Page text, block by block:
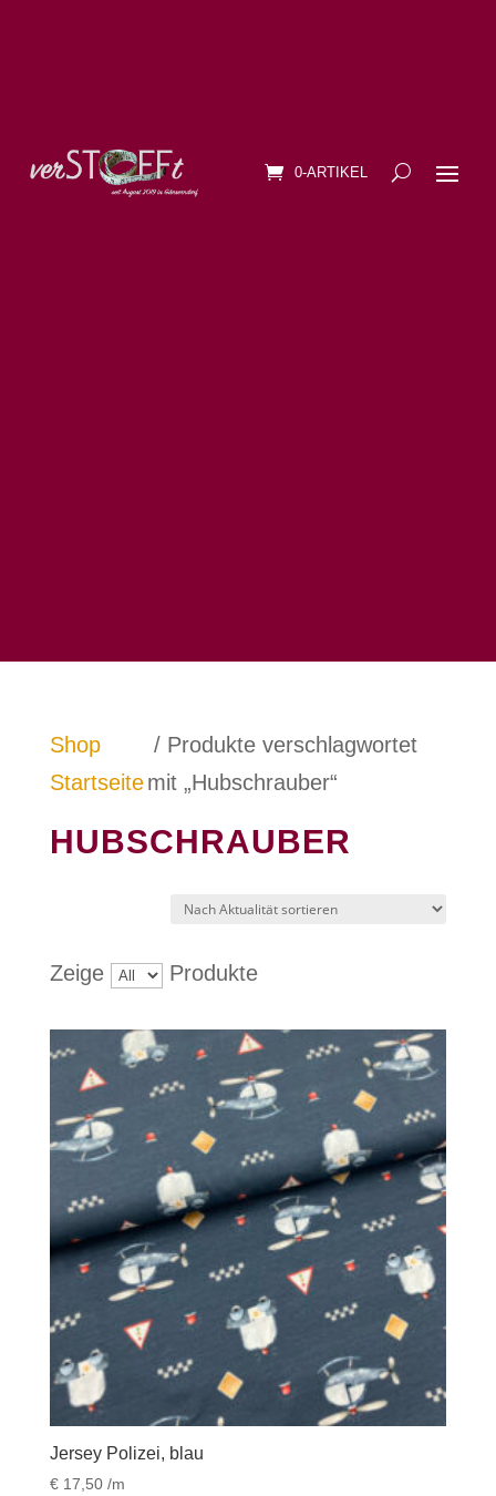
0-ARTIKEL
Shop
Startseite
/ Produkte verschlagwortet
mit „Hubschrauber“
HUBSCHRAUBER
Zeige Produkte
Jersey Polizei, blau
€17,50/m